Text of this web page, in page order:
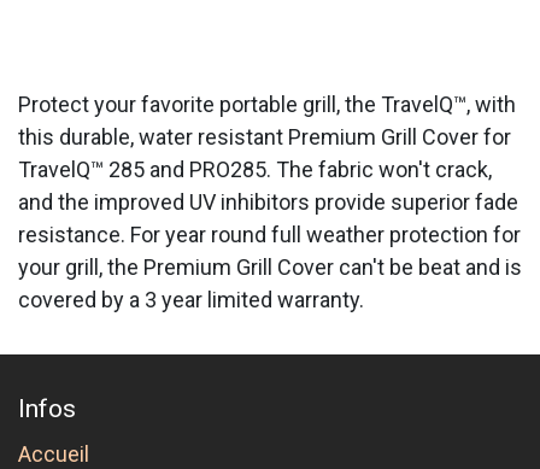
Protect your favorite portable grill, the TravelQ™, with
this durable, water resistant Premium Grill Cover for
TravelQ™ 285 and PRO285. The fabric won't crack,
and the improved UV inhibitors provide superior fade
resistance. For year round full weather protection for
your grill, the Premium Grill Cover can't be beat and is
covered by a 3 year limited warranty.
Infos
Accueil